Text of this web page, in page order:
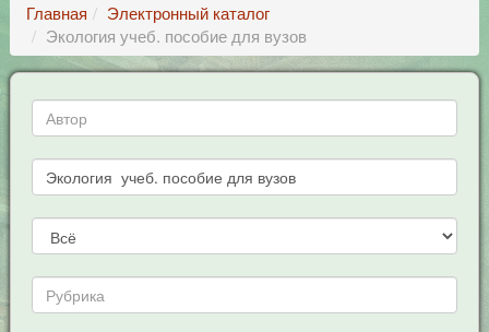
Главная
Электронный каталог
Экология учеб. пособие для вузов